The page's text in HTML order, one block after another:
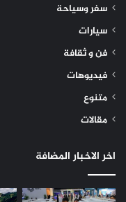
سفر وسياحة
سيارات
فن و ثقافة
فيديوهات
متنوع
مقالات
اخر الاخبار المضافة